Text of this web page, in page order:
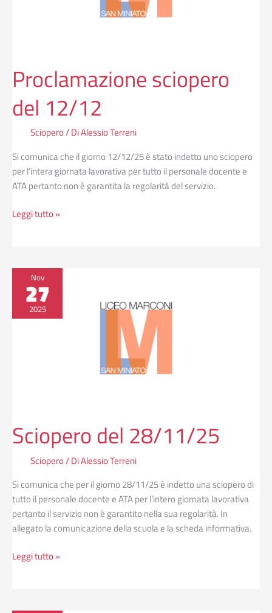
Proclamazione sciopero
del 12/12
Sciopero/ DiAlessio Terreni
Si comunica che il giorno 12/12/25 è stato indetto uno sciopero
per l’intera giornata lavorativa per tutto il personale docente e
ATA pertanto non è garantita la regolarità del servizio.
Leggi tutto »
Nov
27
2025
Sciopero del 28/11/25
Sciopero/ DiAlessio Terreni
Si comunica che per il giorno 28/11/25 è indetto una sciopero di
tutto il personale docente e ATA per l’intero giornata lavorativa
pertanto il servizio non è garantito nella sua regolarità. In
allegato la comunicazione della scuola e la scheda informativa.
Sciopero
28/11/25
Leggi tutto »